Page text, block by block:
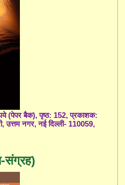
(पेपर बैक), पृष्ठ: 152, प्रकाशक:
उत्तम नगर, नई दिल्ली- 110059,
संग्रह)